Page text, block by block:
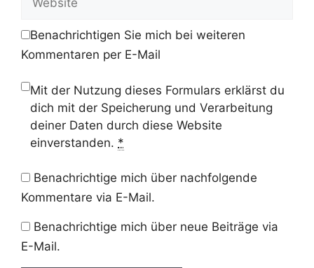
Benachrichtigen Sie mich bei weiteren
Kommentaren per E-Mail
Mit der Nutzung dieses Formulars erklärst du
dich mit der Speicherung und Verarbeitung
deiner Daten durch diese Website
einverstanden. *
Benachrichtige mich über nachfolgende
Kommentare via E-Mail.
Benachrichtige mich über neue Beiträge via
E-Mail.